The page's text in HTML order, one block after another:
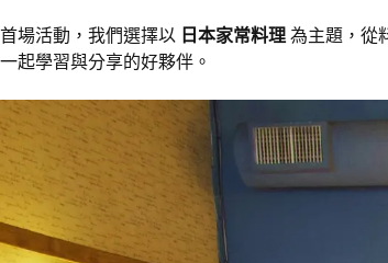
首場活動，我們選擇以 日本家常料理 為主題，從
一起學習與分享的好夥伴。